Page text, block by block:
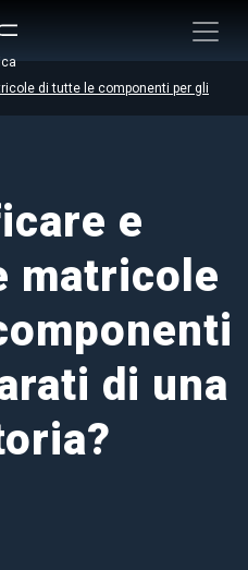
di tutte le componenti per gli
e
matricole
di una